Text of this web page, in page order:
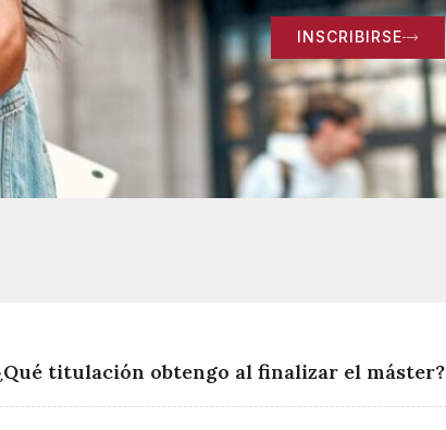
INSCRIBIRSE
titulación obtengo al finalizar el máster?